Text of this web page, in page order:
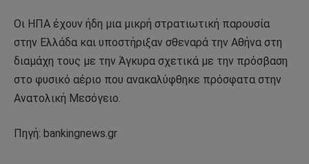
Οι ΗΠΑ έχουν ήδη μια μικρή στρατιωτική παρουσία
στην Ελλάδα και υποστήριξαν σθεναρά την Αθήνα στη
διαμάχη τους με την Άγκυρα σχετικά με την πρόσβαση
στο φυσικό αέριο που ανακαλύφθηκε πρόσφατα στην
Ανατολική Μεσόγειο.
Πηγή: bankingnews.gr